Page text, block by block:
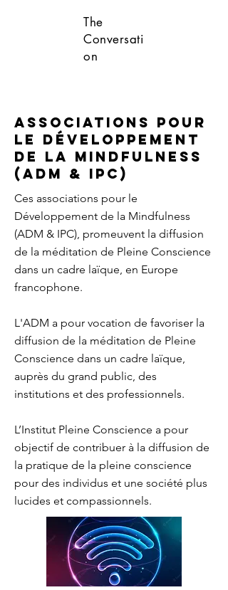
The
Conversati
on
Associations pour
le Développement
de la Mindfulness
(ADM & IPC)
Ces associations pour le
Développement de la Mindfulness
(ADM & IPC), promeuvent la diffusion
de la méditation de Pleine Conscience
dans un cadre laïque, en Europe
francophone.
L'ADM a pour vocation de favoriser la
diffusion de la méditation de Pleine
Conscience dans un cadre laïque,
auprès du grand public, des
institutions et des professionnels.
L’Institut Pleine Conscience a pour
objectif de contribuer à la diffusion de
la pratique de la pleine conscience
pour des individus et une société plus
lucides et compassionnels.